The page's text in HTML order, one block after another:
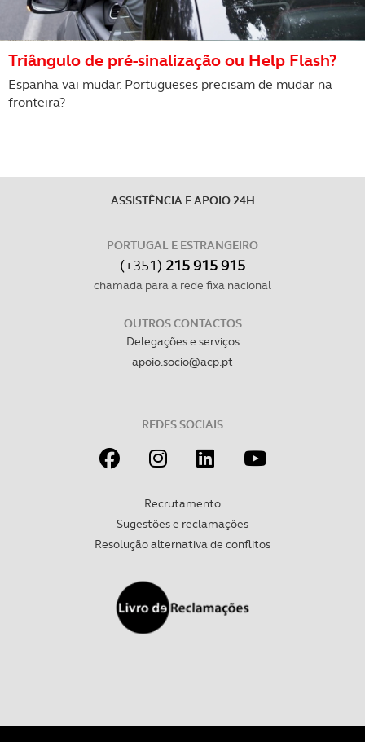
Triângulo de pré-sinalização ou Help Flash?
Espanha vai mudar. Portugueses precisam de mudar na
fronteira?
ASSISTÊNCIA E APOIO 24H
PORTUGAL E ESTRANGEIRO
(+351) 215 915 915
chamada para a rede fixa nacional
OUTROS CONTACTOS
Delegações e serviços
apoio.socio@acp.pt
REDES SOCIAIS
Recrutamento
Sugestões e reclamações
Resolução alternativa de conflitos